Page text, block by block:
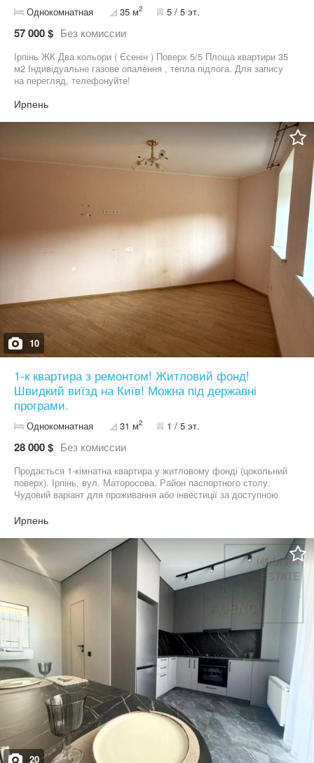
Однокомнатная 35 м2 5 / 5 эт.
57 000 $ Без комиссии
Ірпінь ЖК Два кольори ( Єсенін ) Поверх 5/5 Площа квартири 35
м2 Індивідуальне газове опалення , тепла підлога. Для запису
на перегляд, телефонуйте!
Ирпень
10
1-к квартира з ремонтом! Житловий фонд!
Швидкий виїзд на Київ! Можна під державні
програми.
Однокомнатная 31 м2 1 / 5 эт.
28 000 $ Без комиссии
Продається 1-кімнатна квартира у житловому фонді (цокольний
поверх). Ірпінь, вул. Маторосова. Район паспортного столу.
Чудовий варіант для проживання або інвестиції за доступною
житловий фонд * функціональне планування * без меблів —
можливість облаштувати під себе * вигідна ціна Квартира підійде
як для проживання, так і для орендного бізнесу. Вартість: 28 000
$ Можливий продаж за програмами: Сертифікат та Постанова
Телефонуйте для детальної інформації та перегляду.
Ирпень
20